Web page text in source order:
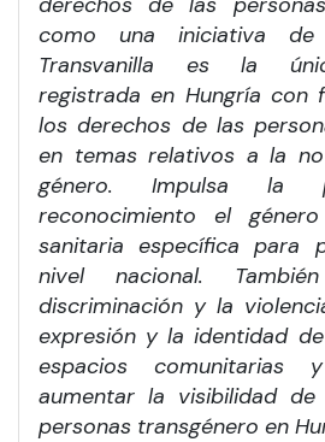
como una iniciativa de
Transvanilla es la
registrada en Hungría con
los derechos de las
en temas relativos a la
género. Impulsa la
reconocimiento el
sanitaria específica para
nivel nacional.
discriminación y la
expresión y la identidad
espacios comunitarias
aumentar la visibilidad
personas transgénero en